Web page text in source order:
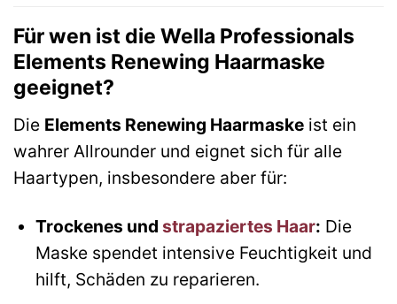
Für wen ist die Wella Professionals
Elements Renewing Haarmaske
geeignet?
Die Elements Renewing Haarmaske ist ein
wahrer Allrounder und eignet sich für alle
Haartypen, insbesondere aber für:
Trockenes und strapaziertes Haar: Die
Maske spendet intensive Feuchtigkeit und
hilft, Schäden zu reparieren.